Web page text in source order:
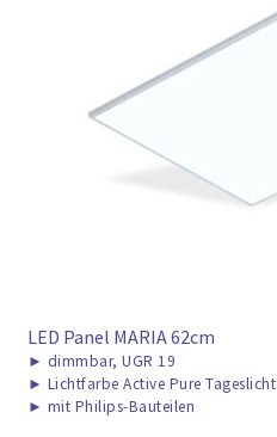
LED Panel MARIA 62cm
► dimmbar, UGR 19
► Lichtfarbe Active Pure Tageslicht
► mit Philips-Bauteilen